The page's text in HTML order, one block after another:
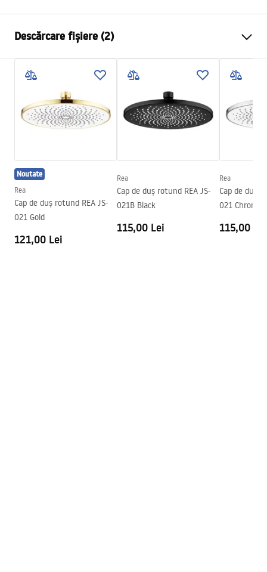
Material
Metodă de montaj
Cu șuruburi
Latime
300
Inalime
2mm
Adâncime
300mm
Descărcare fișiere (2)
Pielęgnacja.pdf
Condiții de garanție
Noutate
Rea
Cap de duș rotund REA JS-
021 Gold
121,00 Lei
Rea
Cap de duș rotund REA JS-
021B Black
115,00 Lei
Rea
Cap de duș
021 Chrome
115,00 Lei